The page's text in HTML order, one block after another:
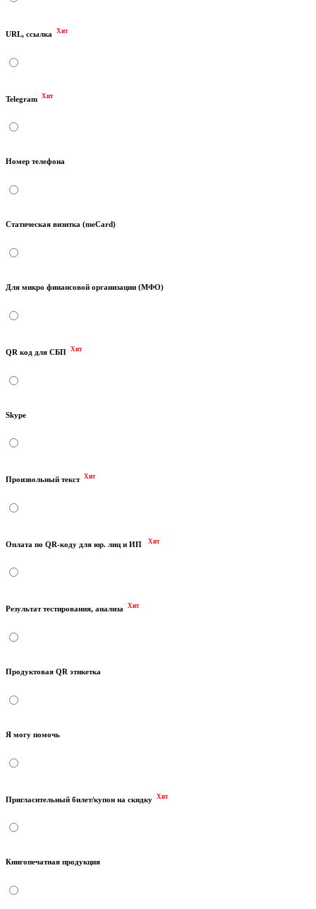
URL, ссылка Хит
Telegram Хит
Номер телефона
Статическая визитка (meCard)
Для микро финансовой организации (МФО)
QR код для СБП Хит
Skype
Произвольный текст Хит
Оплата по QR-коду для юр. лиц и ИП Хит
Результат тестирования, анализа Хит
Продуктовая QR этикетка
Я могу помочь
Пригласительный билет/купон на скидку Хит
Книгопечатная продукция